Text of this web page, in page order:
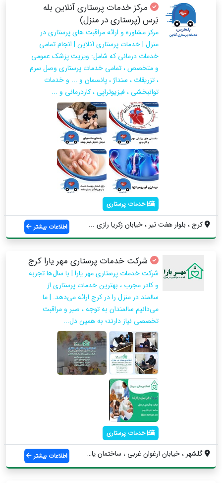
مرکز خدمات پرستاری آنلاین بله
نِرس (پرستاری در منزل)
مرکز مشاوره و ارائه مراقبت های پرستاری در
منزل | خدمات پرستاری آنلاین | انجام تمامی
خدمات درمانی که شامل: ویزیت پزشک عمومی
و متخصص ، تمامی خدمات پرستاری وصل سرم
، تزریقات ، سنداژ ، پانسمان و ... و خدمات
توانبخشی ، فیزیوتراپی ، کاردرمانی و ...
خدمات پرستاری
کرج ، بلوار هفت تیر ، خیابان زکریا رازی ... اطلاعات بیشتر
شرکت خدمات پرستاری مهر یارا کرج
شرکت خدمات پرستاری مهر یارا | با سال‌ها تجربه
و کادر مجرب ، بهترین خدمات پرستاری از
سالمند در منزل را در کرج ارائه می‌دهد. | ما
می‌دانیم سالمندان به توجه ، صبر و مراقبت
تخصصی نیاز دارند؛ به همین دل...
خدمات پرستاری
گلشهر ، خیابان ارغوان غربی ، ساختمان یاس... اطلاعات بیشتر